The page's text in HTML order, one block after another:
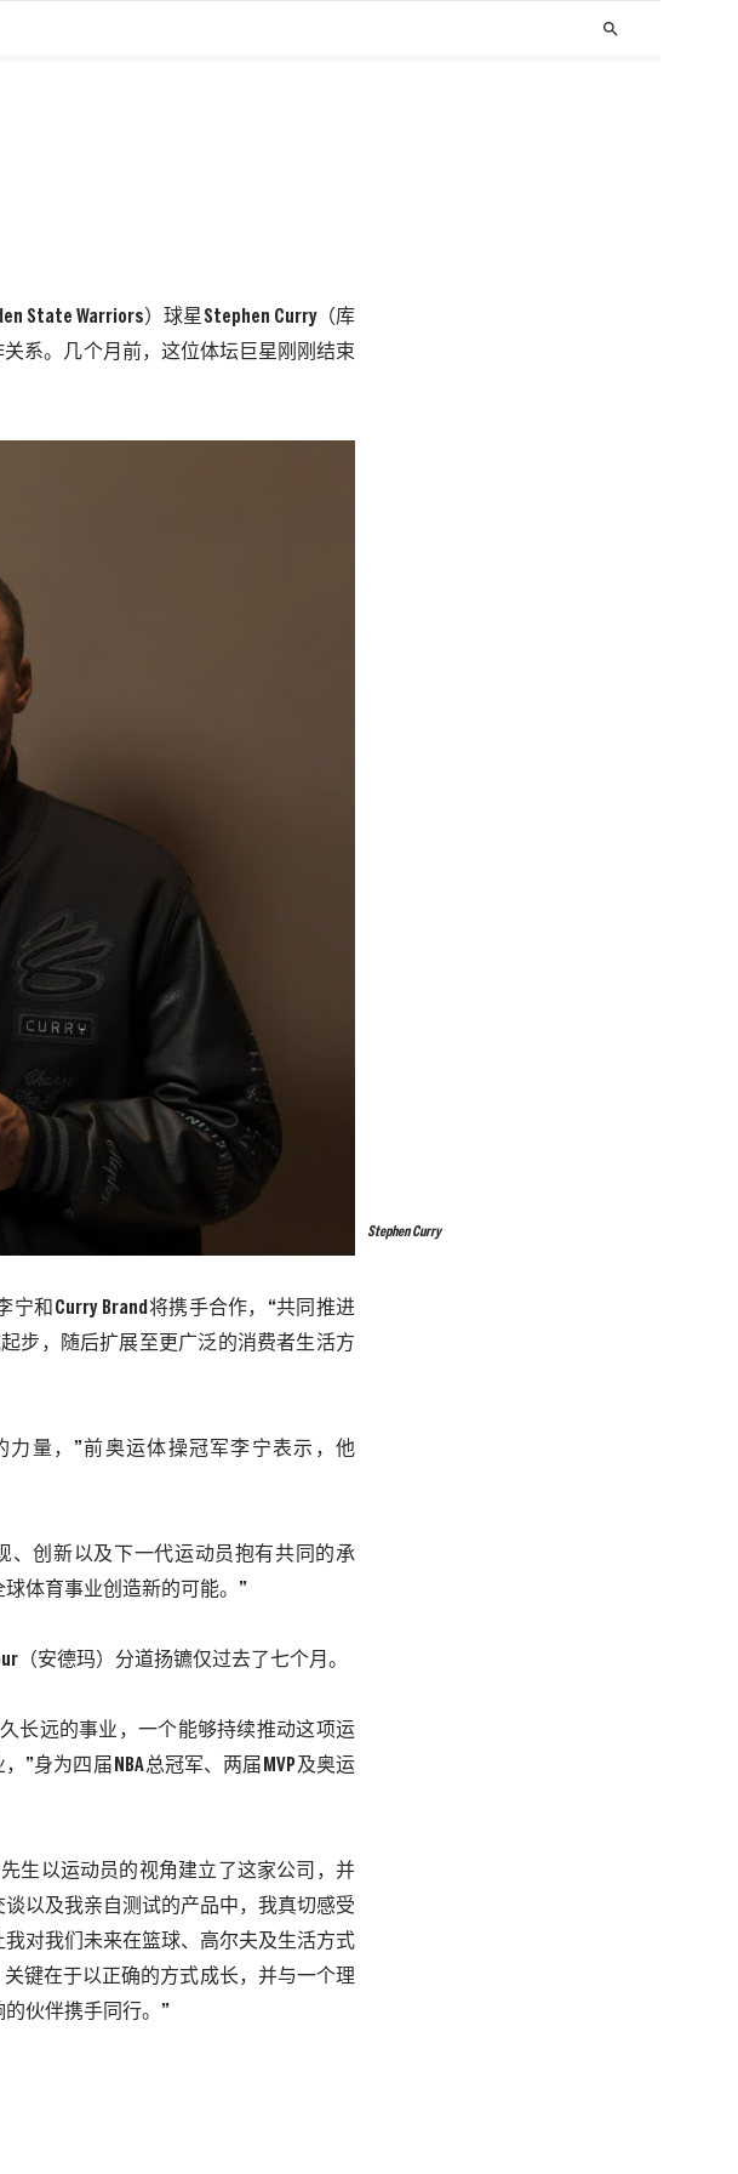
search
State Warriors）球星 Stephen Curry（ 库
系。几个月前，这位体坛巨星刚刚结束
Stephen Curry
宁和 Curry Brand将携手合作，“共同推进
步，随后扩展至更广泛的消费者生活方
力量，”前奥运体操冠军李宁表示，他
、创新以及下一代运动员抱有共同的承
体育事业创造新的可能。 ”
（ 安德玛） 分道扬镳仅过去了七个月。
长远的事业，一个能够持续推动这项运
”身为四届 NBA总冠军、两届 MVP 及奥运
先生以运动员的视角建立了这家公司，并
以及我亲自测试的产品中，我真切感受
对我们未来在篮球、高尔夫及生活方式
关键在于以正确的方式成长，并与一个理
伙伴携手同行。”